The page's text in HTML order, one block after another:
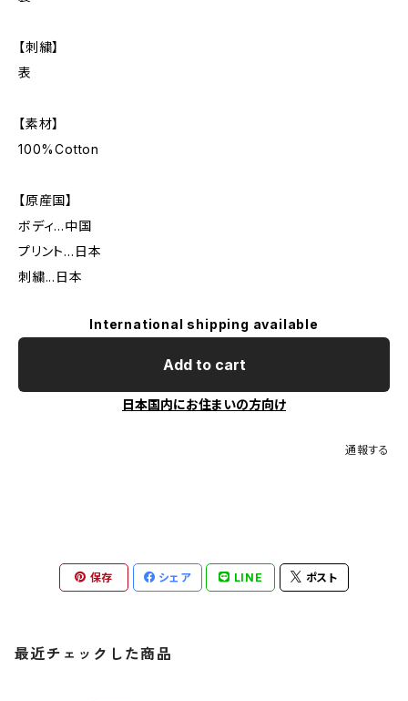
【刺繍】
表
【素材】
100%Cotton
【原産国】
ボディ…中国
プリント…日本
刺繍...日本
International shipping available
Add to cart
日本国内にお住まいの方向け
通報する
保存 シェア LINE ポスト
最近チェックした商品